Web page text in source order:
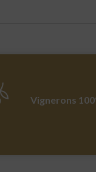
Vignerons